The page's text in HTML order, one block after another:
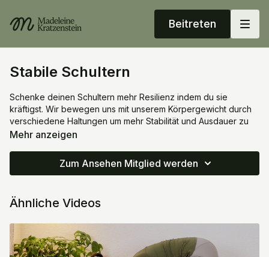
Beitreten
Stabile Schultern
Schenke deinen Schultern mehr Resilienz indem du sie
kräftigst. Wir bewegen uns mit unserem Körpergewicht durch
verschiedene Haltungen um mehr Stabilität und Ausdauer zu
erschaffen.
Handgelenke
Mehr anzeigen
Zum Ansehen Mitglied werden
Ähnliche Videos